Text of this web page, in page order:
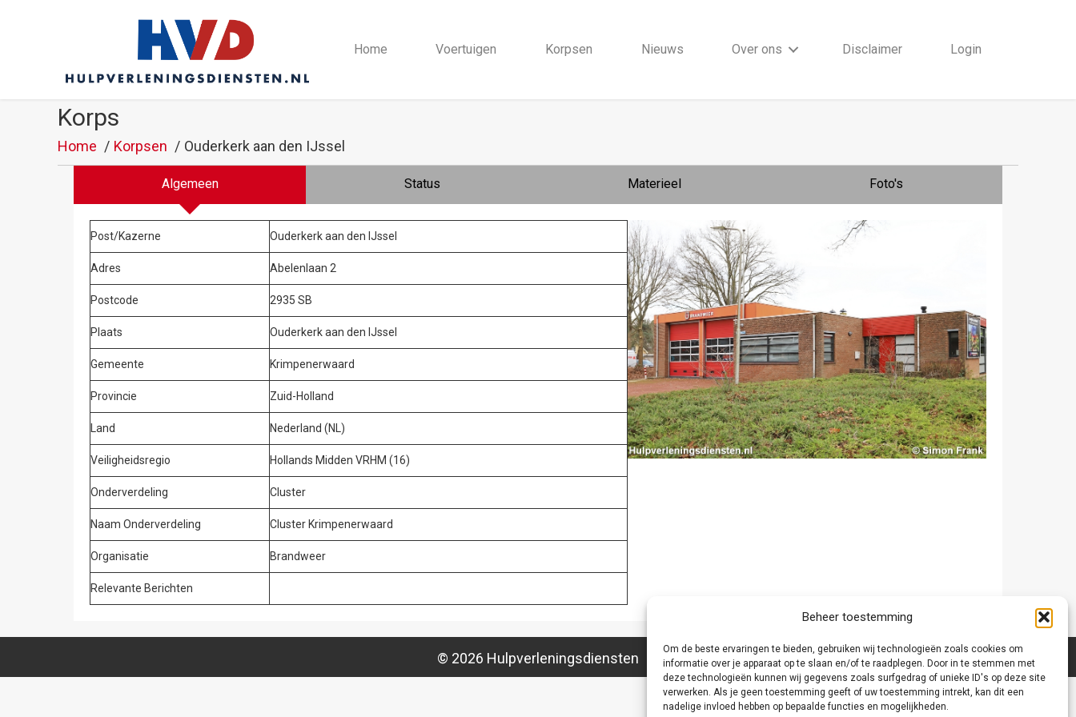
Beheer toestemming
Om de beste ervaringen te bieden, gebruiken wij technologieën zoals cookies om
informatie over je apparaat op te slaan en/of te raadplegen. Door in te stemmen met
deze technologieën kunnen wij gegevens zoals surfgedrag of unieke ID's op deze site
verwerken. Als je geen toestemming geeft of uw toestemming intrekt, kan dit een
nadelige invloed hebben op bepaalde functies en mogelijkheden.
Home Voertuigen Korpsen Nieuws Over ons Disclaimer Login
Korps
Home Korpsen Ouderkerk aan den IJssel
Algemeen Status Materieel Foto's
Post/Kazerne Ouderkerk aan den IJssel
Adres Abelenlaan 2
Postcode 2935 SB
Plaats Ouderkerk aan den IJssel
Gemeente Krimpenerwaard
Provincie Zuid-Holland
Land Nederland (NL)
Veiligheidsregio Hollands Midden VRHM (16)
Onderverdeling Cluster
Naam Onderverdeling Cluster Krimpenerwaard
Organisatie Brandweer
Relevante Berichten
© 2026 Hulpverleningsdiensten